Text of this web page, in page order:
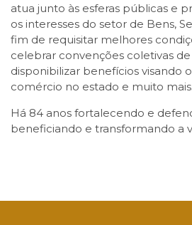
atua junto às esferas públicas e
os interesses do setor de Bens,
fim de requisitar melhores
celebrar convenções coletivas
disponibilizar benefícios visando
comércio no estado e muito mais.
Há 84 anos fortalecendo e
beneficiando e transformando a